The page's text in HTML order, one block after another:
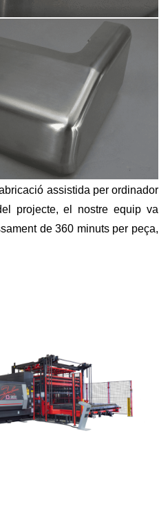
assistida per ordinador
projecte, el nostre equip va
de 360 minuts per peça,